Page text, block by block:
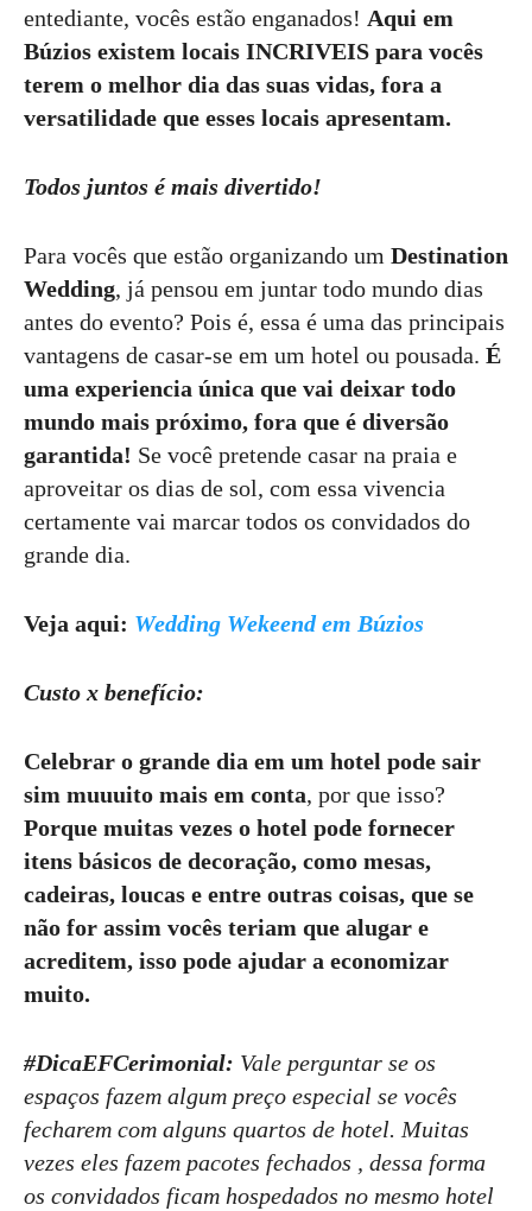
entediante, vocês estão enganados! Aqui em
Búzios existem locais INCRIVEIS para vocês
terem o melhor dia das suas vidas, fora a
versatilidade que esses locais apresentam.
Todos juntos é mais divertido!
Para vocês que estão organizando um Destination
Wedding, já pensou em juntar todo mundo dias
antes do evento? Pois é, essa é uma das principais
vantagens de casar-se em um hotel ou pousada. É
uma experiencia única que vai deixar todo
mundo mais próximo, fora que é diversão
garantida! Se você pretende casar na praia e
aproveitar os dias de sol, com essa vivencia
certamente vai marcar todos os convidados do
grande dia.
Veja aqui: Wedding Wekeend em Búzios
Custo x benefício:
Celebrar o grande dia em um hotel pode sair
sim muuuito mais em conta, por que isso?
Porque muitas vezes o hotel pode fornecer
itens básicos de decoração, como mesas,
cadeiras, loucas e entre outras coisas, que se
não for assim vocês teriam que alugar e
acreditem, isso pode ajudar a economizar
muito.
#DicaEFCerimonial: Vale perguntar se os
espaços fazem algum preço especial se vocês
fecharem com alguns quartos de hotel. Muitas
vezes eles fazem pacotes fechados , dessa forma
os convidados ficam hospedados no mesmo hotel